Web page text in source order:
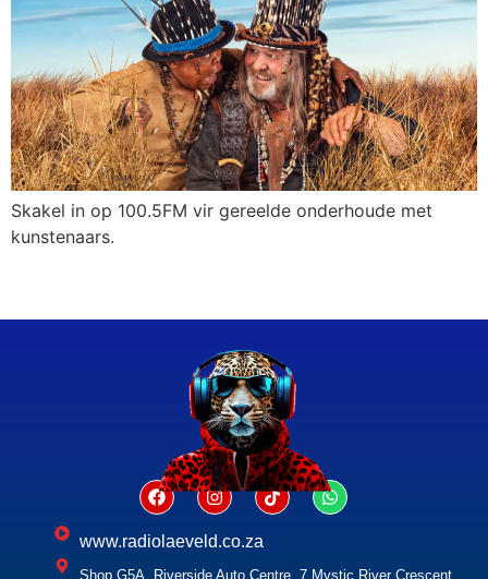
Skakel in op 100.5FM vir gereelde onderhoude met
kunstenaars.
www.radiolaeveld.co.za
Shop G5A, Riverside Auto Centre, 7 Mystic River Crescent,